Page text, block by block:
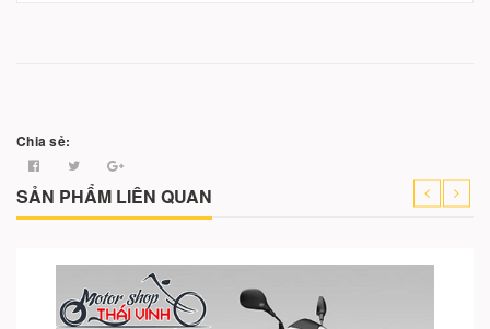
Chia sẻ:
SẢN PHẨM LIÊN QUAN